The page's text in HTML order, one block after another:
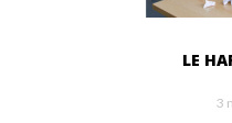
LE
3